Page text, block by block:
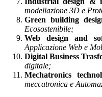
modellazione 3D e
Green building
Ecosostenibile;
Web design and
Applicazione Web e
Digital Business
digitale;
Mechatronics
meccatronica e